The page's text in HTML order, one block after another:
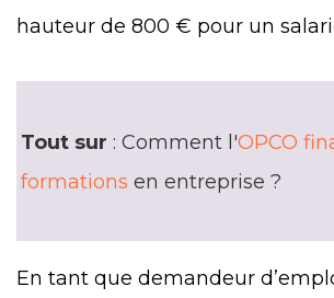
hauteur de 800 € pour un
Tout sur : Comment l'OPCO
formations en entreprise ?
En tant que demandeur